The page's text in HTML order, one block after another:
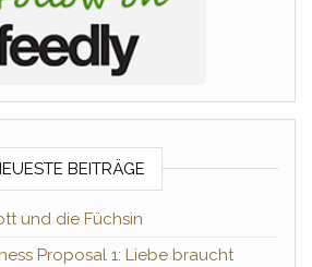
BEITRÄGE
und die Füchsin
Proposal 1: Liebe braucht